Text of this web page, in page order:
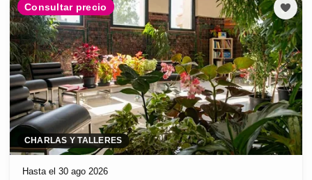
Consultar precio
CHARLAS Y TALLERES
Hasta el 30 ago 2026